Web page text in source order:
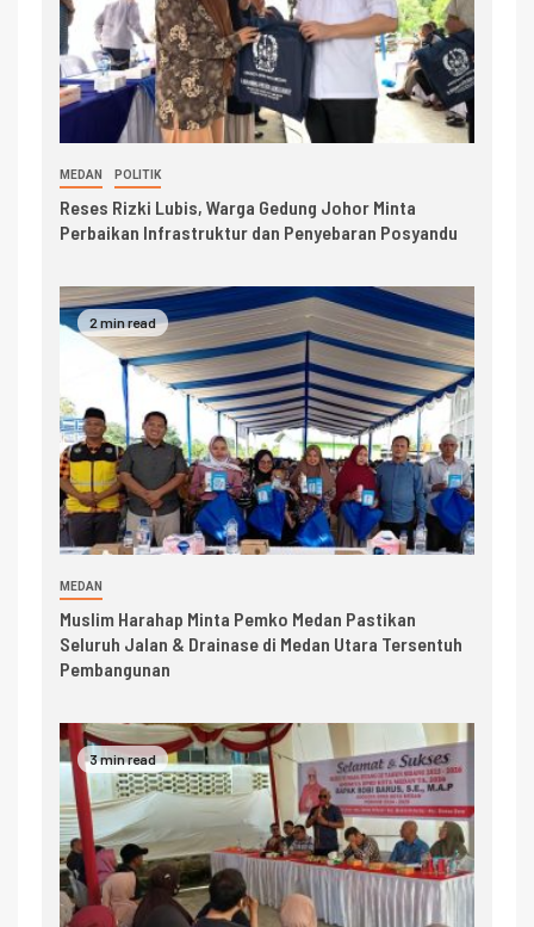
MEDAN POLITIK
Reses Rizki Lubis, Warga Gedung Johor Minta
Perbaikan Infrastruktur dan Penyebaran Posyandu
2 min read
MEDAN
Muslim Harahap Minta Pemko Medan Pastikan
Seluruh Jalan & Drainase di Medan Utara Tersentuh
Pembangunan
3 min read